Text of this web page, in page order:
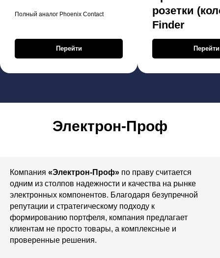
Полный аналог Phoenix Contact
Перейти
розетки
Finder
Перейти
Электрон-Проф
Компания «Электрон-Проф» по праву считается
одним из столпов надежности и качества на рынке
электронных компонентов. Благодаря безупречной
репутации и стратегическому подходу к
формированию портфеля, компания предлагает
клиентам не просто товары, а комплексные и
проверенные решения.